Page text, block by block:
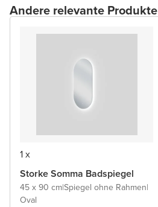
Andere relevante Produkte
1 x
Storke Somma Badspiegel
45 x 90 cm|Spiegel ohne Rahmen|
Oval